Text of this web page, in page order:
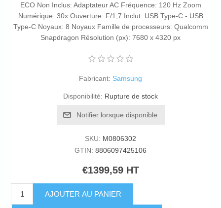
ECO Non Inclus: Adaptateur AC Fréquence: 120 Hz Zoom
Numérique: 30x Ouverture: F/1,7 Inclut: USB Type-C - USB
Type-C Noyaux: 8 Noyaux Famille de processeurs: Qualcomm
Snapdragon Résolution (px): 7680 x 4320 px
Fabricant: Samsung
Disponibilité: Rupture de stock
Notifier lorsque disponible
SKU: M0806302
GTIN: 8806097425106
€1399,59 HT
AJOUTER AU PANIER